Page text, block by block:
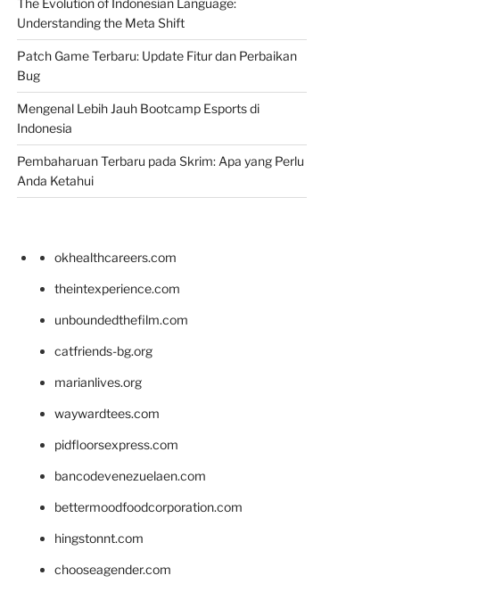
The Evolution of Indonesian Language:
Understanding the Meta Shift
Patch Game Terbaru: Update Fitur dan Perbaikan
Bug
Mengenal Lebih Jauh Bootcamp Esports di
Indonesia
Pembaharuan Terbaru pada Skrim: Apa yang Perlu
Anda Ketahui
okhealthcareers.com
theintexperience.com
unboundedthefilm.com
catfriends-bg.org
marianlives.org
waywardtees.com
pidfloorsexpress.com
bancodevenezuelaen.com
bettermoodfoodcorporation.com
hingstonnt.com
chooseagender.com